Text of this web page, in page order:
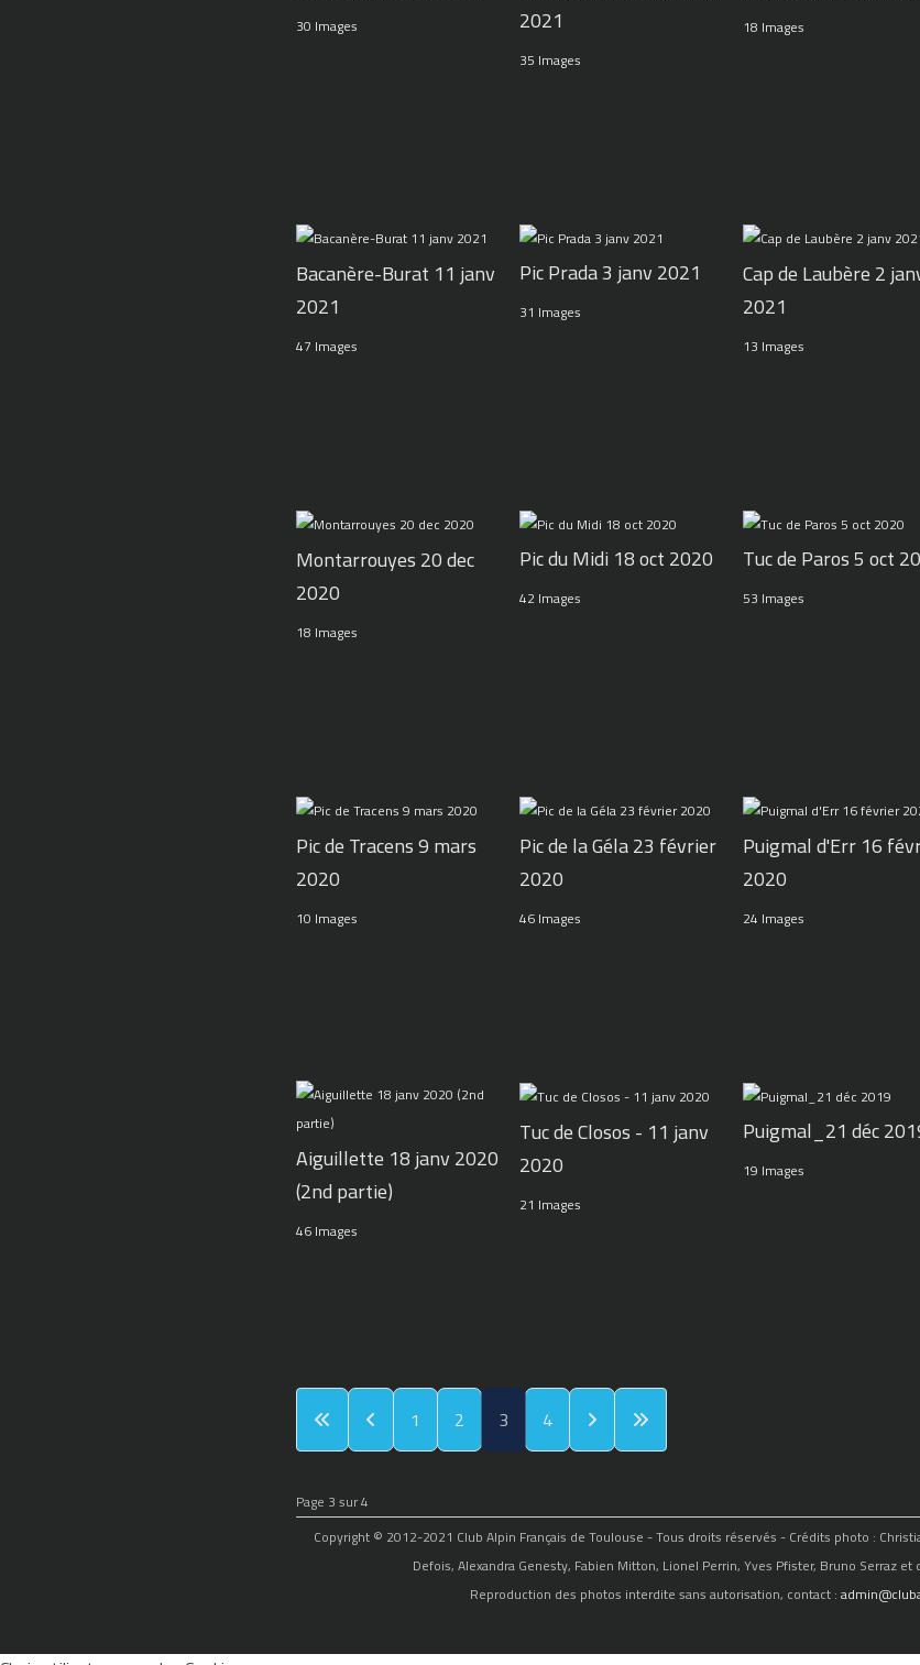
30 Images
2021
35 Images
18 Images
Bacanère-Burat 11 janv
2021
47 Images
Pic Prada 3 janv 2021
31 Images
Cap de Laubère 2
2021
13 Images
Montarrouyes 20 dec
2020
18 Images
Pic du Midi 18 oct 2020
42 Images
Tuc de Paros 5 oct
53 Images
Pic de Tracens 9 mars
2020
10 Images
Pic de la Géla 23 février
2020
46 Images
Puigmal d'Err 16
2020
24 Images
Aiguillette 18 janv 2020
(2nd partie)
46 Images
Tuc de Closos - 11 janv
2020
21 Images
Puigmal_21 déc
19 Images
1 2 3 4
Page 3 sur 4
Copyright © 2012-2021 Club Alpin Français de Toulouse - Tous droits réservés - Crédits photo :
Defois, Alexandra Genesty, Fabien Mitton, Lionel Perrin, Yves Pfister, Bruno Serraz
Reproduction des photos interdite sans autorisation, contact :